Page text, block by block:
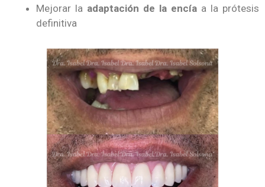
Mejorar la adaptación de la encía a la prótesis
definitiva